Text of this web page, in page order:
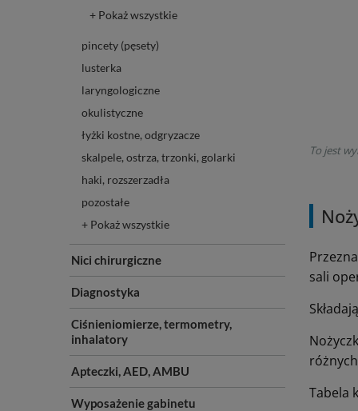
+ Pokaż wszystkie
pincety (pęsety)
lusterka
laryngologiczne
okulistyczne
łyżki kostne, odgryzacze
skalpele, ostrza, trzonki, golarki
haki, rozszerzadła
pozostałe
+ Pokaż wszystkie
Nici chirurgiczne
Diagnostyka
Ciśnieniomierze, termometry,
inhalatory
Apteczki, AED, AMBU
Wyposażenie gabinetu
To jest
sali
Tabela